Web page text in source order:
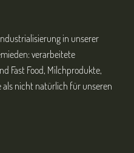
in unserer
verarbeitete
Fast Food, Milchprodukte,
als nicht natürlich für unseren